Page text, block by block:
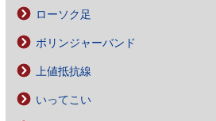
ローソク足
ボリンジャーバンド
上値抵抗線
いってこい